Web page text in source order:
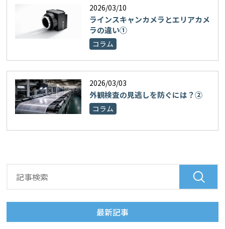
2026/03/10
ラインスキャンカメラとエリアカメ
ラの違い①
コラム
2026/03/03
外観検査の見逃しを防ぐには？②
コラム
最新記事